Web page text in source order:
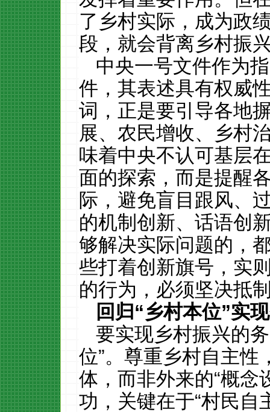
了乡村实际，成为政
段，就会背离乡村振
中央一号文件作为
件，其表述具有权威
词，正是要引导各地
展、农民增收、乡村
味着中央不认可基层
面的探索，而是提醒
际，避免盲目跟风、
的机制创新、话语创
够解决实际问题的，
些打着创新旗号，实
的行为，必须坚决抵
回归“乡村本位”实
要实现乡村振兴的
位”。尊重乡村自主性
体，而非外来的“概念
功，关键在于“村民自